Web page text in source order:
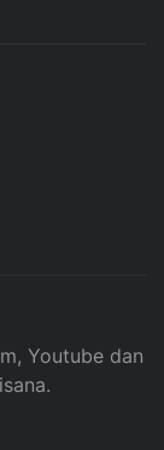
Youtube dan